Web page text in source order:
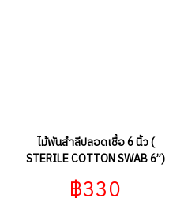
ไม้พันสำลีปลอดเชื้อ 6 นิ้ว (
STERILE COTTON SWAB 6”)
฿330